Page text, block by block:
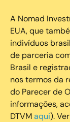
‍A Nomad
EUA, que
indivíduos
de parceria
Brasil e
nos termos da
do Parecer de
informações,
DTVMaqui).